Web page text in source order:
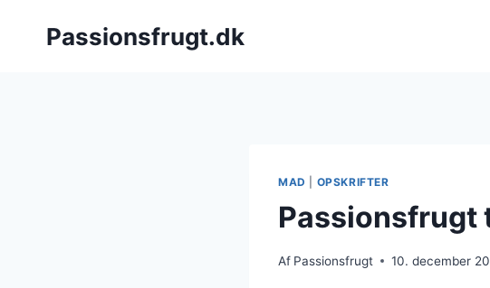
Passionsfrugt.dk
MAD OPSKRIFTER
Passionsfrugt
Af Passionsfrugt 10. december